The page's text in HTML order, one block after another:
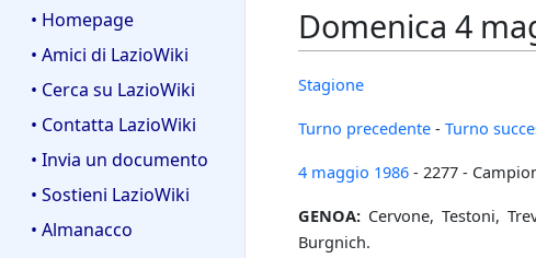
• Homepage
• Amici di LazioWiki
• Cerca su LazioWiki
• Contatta LazioWiki
• Invia un documento
• Sostieni LazioWiki
• Almanacco
Domenica 4
Stagione
Turno precedente - Turno
4 maggio 1986 - 2277 -
GENOA: Cervone, Testoni,
Burgnich.